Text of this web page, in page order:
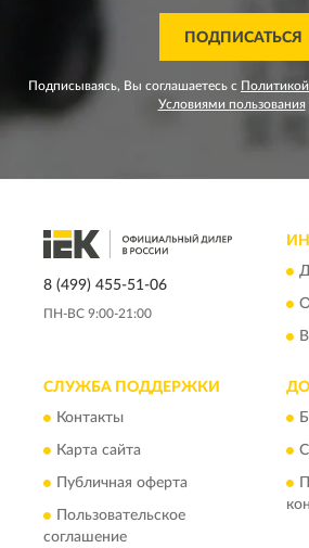
ПОДПИСАТЬСЯ
Подписываясь, Вы соглашаетесь с
Условиями пользования
8 (499) 455-51-06
ПН-ВС 9:00-21:00
СЛУЖБА ПОДДЕРЖКИ
Контакты
Карта сайта
Публичная оферта
Пользовательское
соглашение